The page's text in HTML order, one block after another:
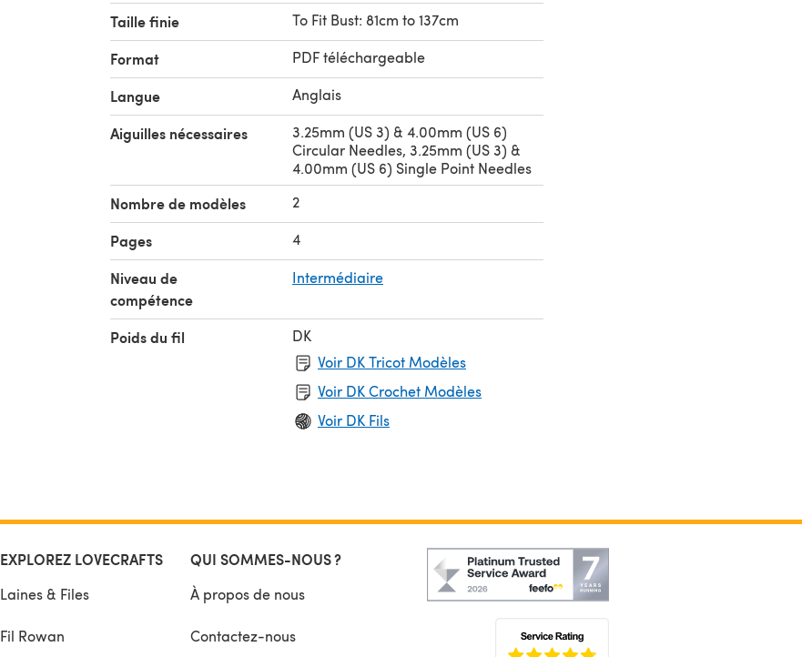
Taille finie To Fit Bust: 81cm to 137cm
Format PDF téléchargeable
Langue Anglais
Aiguilles nécessaires
3.25mm (US 3) & 4.00mm (US 6)
Circular Needles, 3.25mm (US 3) &
4.00mm (US 6) Single Point Needles
Nombre de modèles 2
Pages 4
Niveau de
compétence
Intermédiaire
Poids du fil
DK
Voir DK Tricot Modèles
Voir DK Crochet Modèles
Voir DK Fils
EXPLOREZ LOVECRAFTS
Laines & Files
Fil Rowan
QUI SOMMES-NOUS ?
À propos de nous
Contactez-nous